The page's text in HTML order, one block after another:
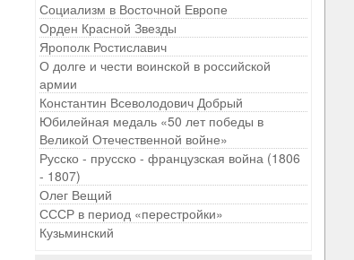
Социализм в Восточной Европе
Орден Красной Звезды
Ярополк Ростиславич
О долге и чести воинской в российской
армии
Константин Всеволодович Добрый
Юбилейная медаль «50 лет победы в
Великой Отечественной войне»
Русско - прусско - французская война (1806
- 1807)
Олег Вещий
СССР в период «перестройки»
Кузьминский